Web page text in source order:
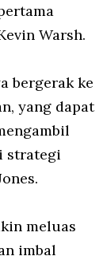
Warsh.
bergerak ke
yang dapat
strategi
meluas
imbal